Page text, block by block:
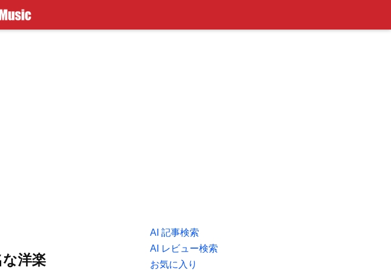
な洋楽
AI 記事検索
AI レビュー検索
お気に入り